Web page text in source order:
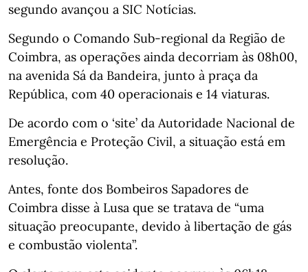
segundo avançou a SIC Notícias.
Segundo o Comando Sub-regional da Região de
Coimbra, as operações ainda decorriam às 08h00,
na avenida Sá da Bandeira, junto à praça da
República, com 40 operacionais e 14 viaturas.
De acordo com o ‘site’ da Autoridade Nacional de
Emergência e Proteção Civil, a situação está em
resolução.
Antes, fonte dos Bombeiros Sapadores de
Coimbra disse à Lusa que se tratava de “uma
situação preocupante, devido à libertação de gás
e combustão violenta”.